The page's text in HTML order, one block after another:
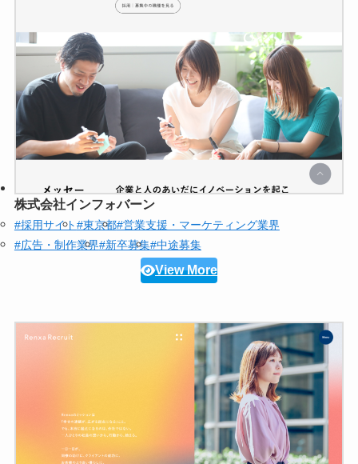
株式会社インフォバーン
#採用サイト#東京都#営業支援・マーケティング業界
#広告・制作業界#新卒募集#中途募集
View More